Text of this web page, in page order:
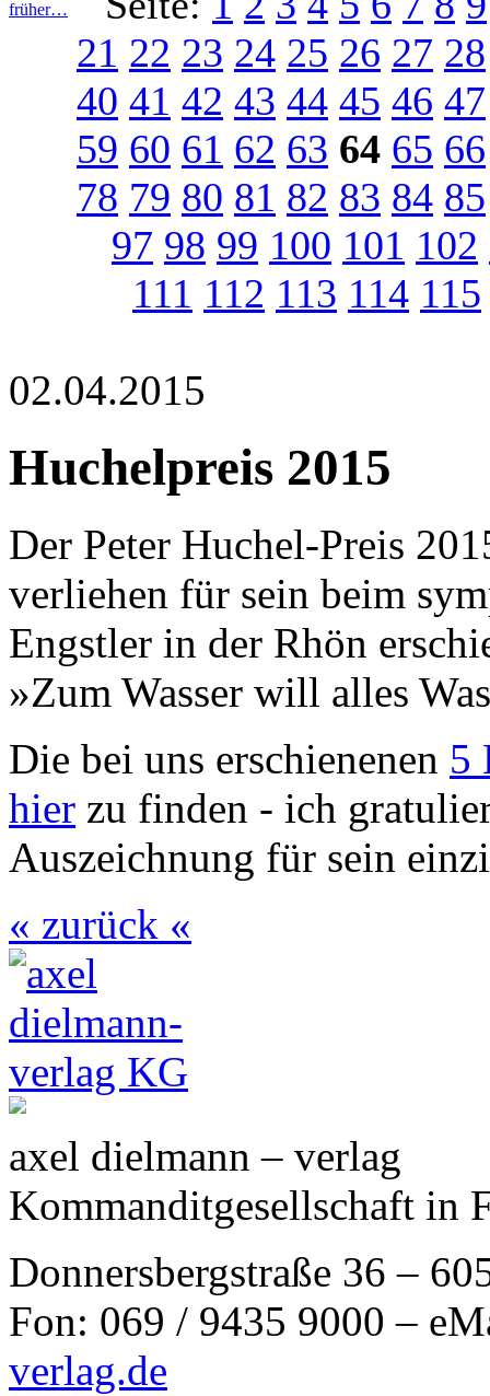
früher…
21 22 23 24 25 26 27 28
40 41 42 43 44 45 46 47
59 60 61 62 63 64 65 66
78 79 80 81 82 83 84 85
97 98 99 100 101 102
111 112 113 114 115
02.04.2015
Huchelpreis 2015
Der Peter Huchel-Preis
verliehen für sein beim
Engstler in der Rhön
»Zum Wasser will alles
Die bei uns erschienenen 5
hier zu finden - ich
Auszeichnung für sein
« zurück «
axel dielmann – verlag
Kommanditgesellschaft in
Donnersbergstraße 36 –
Fon: 069 / 9435 9000 –
verlag.de